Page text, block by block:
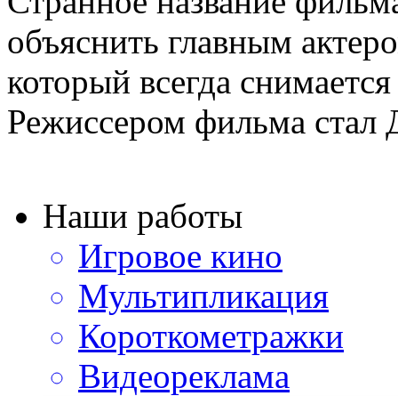
объяснить главным
который всегда
Режиссером фильма стал
Наши работы
Игровое кино
Мультипликация
Короткометражки
Видеореклама